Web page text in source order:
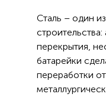
Сталь – один
перекрытия,
батарейки
переработки